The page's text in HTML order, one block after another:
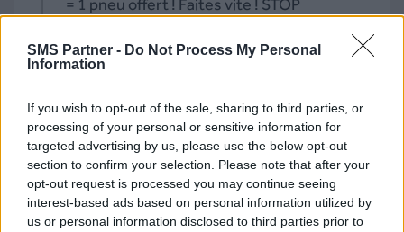
SMS Partner - Do Not Process My Personal
Information
If you wish to opt-out of the sale, sharing to third parties, or
processing of your personal or sensitive information for
targeted advertising by us, please use the below opt-out
section to confirm your selection. Please note that after your
opt-out request is processed you may continue seeing
interest-based ads based on personal information utilized by
us or personal information disclosed to third parties prior to